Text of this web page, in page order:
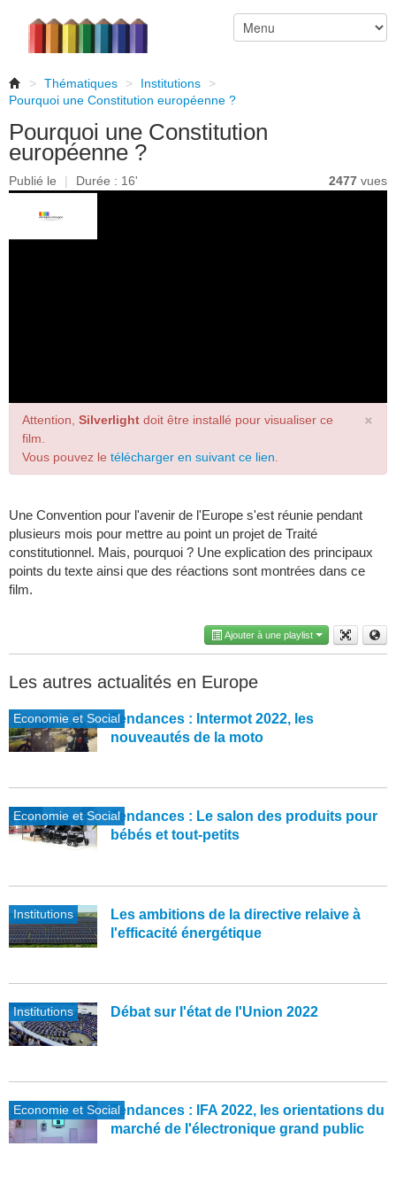
> Thématiques > Institutions
>
Pourquoi une Constitution européenne ?
Pourquoi une Constitution
européenne ?
Publié le | Durée : 16' 2477 vues
×
Attention, Silverlight doit être installé pour visualiser ce
film.
Vous pouvez le télécharger en suivant ce lien
Une Convention pour l'avenir de l'Europe s'est réunie pendant
plusieurs mois pour mettre au point un projet de Traité
constitutionnel. Mais, pourquoi ? Une explication des principaux
points du texte ainsi que des réactions sont montrées dans ce
film.
Ajouter à une playlist
Les autres actualités en Europe
Economie et SocialTendances : Intermot 2022, les
nouveautés de la moto
Economie et SocialTendances : Le salon des produits pour
bébés et tout-petits
Institutions
Les ambitions de la directive relaive à
l'efficacité énergétique
Institutions Débat sur l'état de l'Union 2022
Economie et SocialTendances : IFA 2022, les orientations du
marché de l'électronique grand public